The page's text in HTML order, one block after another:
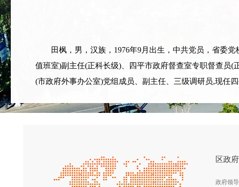
田枫，男，汉族，1976年9月出生，中共党员，省委党
值班室)副主任(正科长级)、四平市政府督查室专职督查员
(市政府外事办公室)党组成员、副主任、三级调研员,现任
区政府
政府领导